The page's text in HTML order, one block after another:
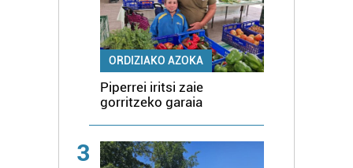
ORDIZIAKO AZOKA
Piperrei iritsi zaie
gorritzeko garaia
3